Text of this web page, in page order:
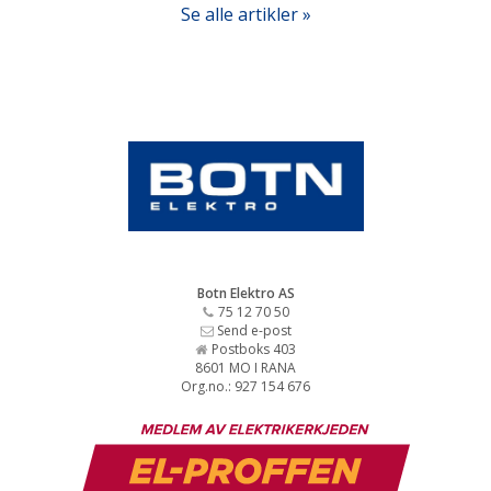
Se alle artikler »
Botn Elektro AS
75 12 70 50
Send e-post
Postboks 403
8601 MO I RANA
Org.no.: 927 154 676